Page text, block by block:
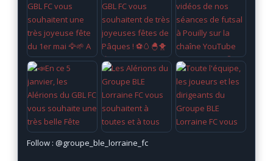
Follow : @groupe_ble_lorraine_fc